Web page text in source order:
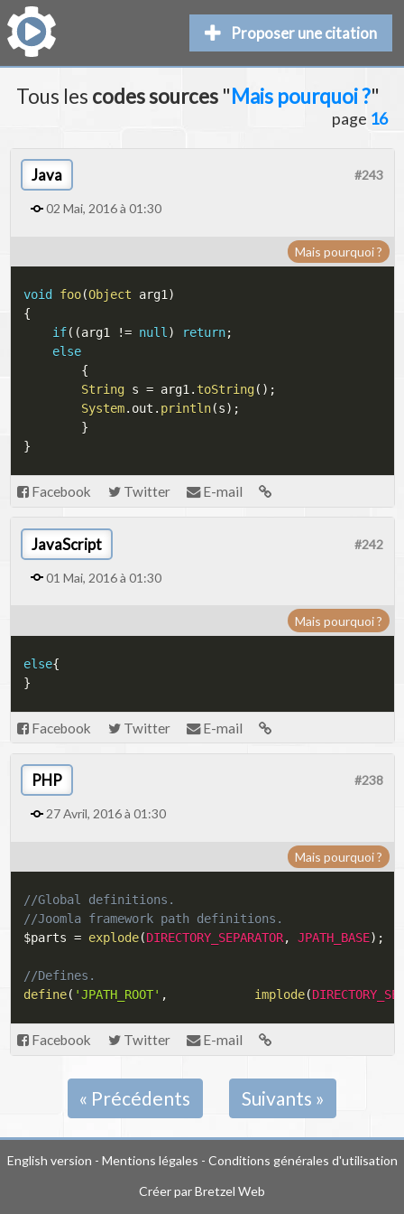
Proposer une citation
Tous les codes sources" Mais pourquoi ?"
page 16
Java
02 Mai, 2016 à 01:30
#243
Mais pourquoi ?
void foo(Object arg1)
{
if( (arg1 != null) return;
else
{
String s = arg1. toString( ) ;
System. out . println(s) ;
}
}
Facebook Twitter E-mail
JavaScript
01 Mai, 2016 à 01:30
#242
Mais pourquoi ?
else{
}
Facebook Twitter E-mail
PHP
27 Avril, 2016 à 01:30
#238
Mais pourquoi ?
//Global definitions.
//Joomla framework path definitions.
$parts = explode(DIRECTORY_SEPARATOR, JPATH_BASE) ;
//Defines.
define( 'JPATH_ROOT' , implode(
Facebook Twitter E-mail
« Précédents Suivants »
English version - Mentions légales - Conditions générales d'utilisation
Créer parBretzel Web